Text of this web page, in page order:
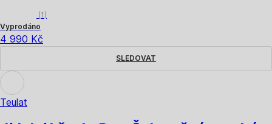
(1 )
Vyprodáno
4 990 Kč
SLEDOVAT
Teulat